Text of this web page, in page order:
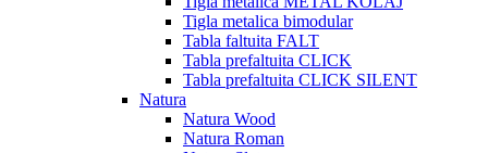
Tigla metalica bimodular
Tabla faltuita FALT
Tabla prefaltuita CLICK
Tabla prefaltuita CLICK SILENT
Natura
Natura Wood
Natura Roman